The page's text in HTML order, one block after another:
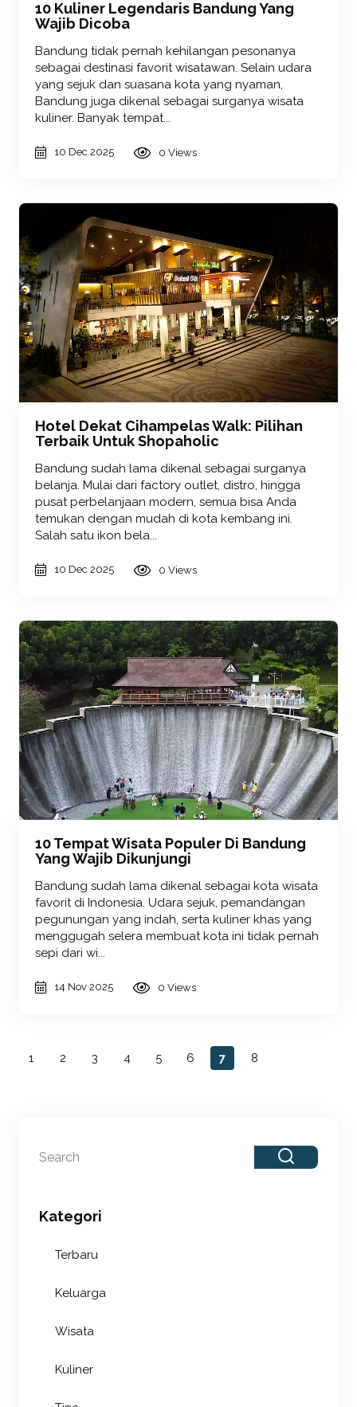
10 Kuliner Legendaris Bandung Yang
Wajib Dicoba
Bandung tidak pernah kehilangan pesonanya
sebagai destinasi favorit wisatawan. Selain udara
yang sejuk dan suasana kota yang nyaman,
Bandung juga dikenal sebagai surganya wisata
kuliner. Banyak tempat...
10 Dec 2025 0 Views
Hotel Dekat Cihampelas Walk: Pilihan
Terbaik Untuk Shopaholic
Bandung sudah lama dikenal sebagai surganya
belanja. Mulai dari factory outlet, distro, hingga
pusat perbelanjaan modern, semua bisa Anda
temukan dengan mudah di kota kembang ini.
Salah satu ikon bela...
10 Dec 2025 0 Views
10 Tempat Wisata Populer Di Bandung
Yang Wajib Dikunjungi
Bandung sudah lama dikenal sebagai kota wisata
favorit di Indonesia. Udara sejuk, pemandangan
pegunungan yang indah, serta kuliner khas yang
menggugah selera membuat kota ini tidak pernah
sepi dari wi...
14 Nov 2025 0 Views
1 2 3 4 5 6 7 8
Kategori
Terbaru
Keluarga
Wisata
Kuliner